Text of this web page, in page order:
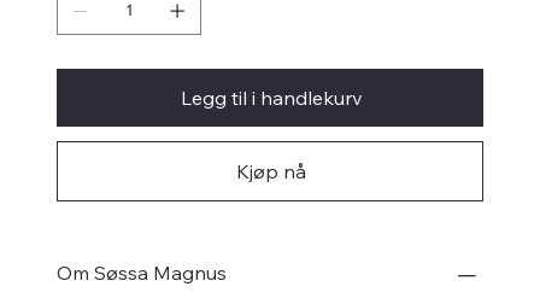
Legg til i handlekurv
Kjøp nå
Om Søssa Magnus